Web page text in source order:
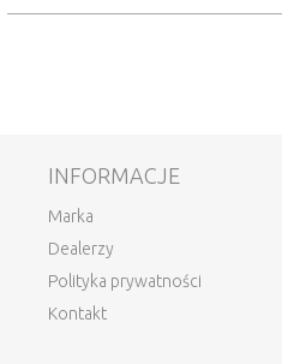
INFORMACJE
Marka
Dealerzy
Polityka prywatności
Kontakt